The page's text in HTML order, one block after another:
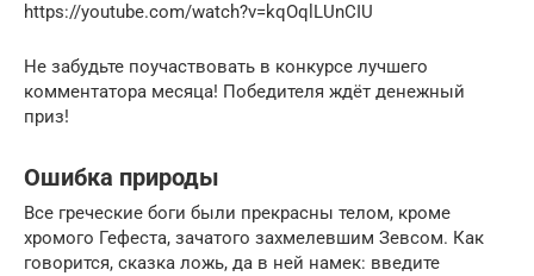
https://youtube.com/watch?v=kqOqlLUnCIU
Не забудьте поучаствовать в конкурсе лучшего
комментатора месяца! Победителя ждёт денежный
приз!
Ошибка природы
Все греческие боги были прекрасны телом, кроме
хромого Гефеста, зачатого захмелевшим Зевсом. Как
говорится, сказка ложь, да в ней намек: введите